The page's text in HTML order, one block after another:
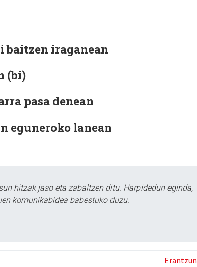
baitzen iraganean
(bi)
pasa denean
eguneroko lanean
hitzak jaso eta zabaltzen ditu. Harpidedun eginda,
komunikabidea babestuko duzu.
Erantzun